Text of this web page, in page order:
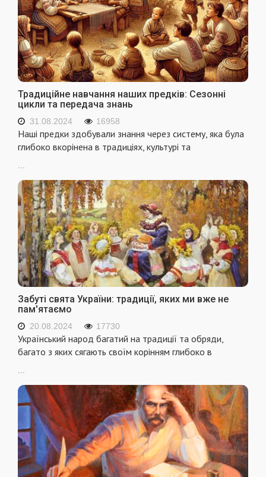
Традиційне навчання наших предків: Сезонні
цикли та передача знань
31.08.2024 16958
Наші предки здобували знання через систему, яка була
глибоко вкорінена в традиціях, культурі та
Забуті свята України: традиції, яких ми вже не
пам'ятаємо
20.08.2024 17730
Український народ багатий на традиції та обряди,
багато з яких сягають своїм корінням глибоко в